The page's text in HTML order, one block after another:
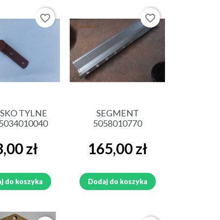
LEMIESZE DO CEBULI, SUSZARKA
DO CEBULI
CZĘŚCI ANNA I RZĘDOWA
50 SIEWNIK OMEGA
BRONA TALERZOWA
KOPACZKA DO ZIEMNIAKÓW
AKPIL
podgląd
TYLNE
zł
do koszyka
favorite_border
Szybki podgląd
SEGMENT
5058010770
Cena
165,00 zł
Dodaj do koszyka
favorite_border